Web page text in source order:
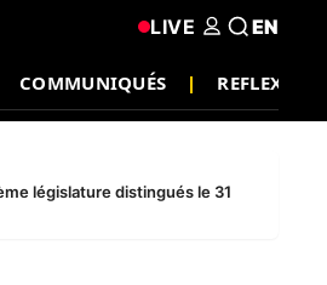
COMMUNIQUÉS REFLEXION
LIVE EN
législature distingués le 31